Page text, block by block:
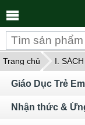
Trang chủ I.
Giáo Dục Trẻ Em
Nhận thức &